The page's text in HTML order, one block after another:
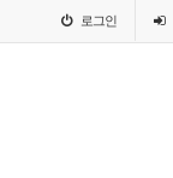
로그인